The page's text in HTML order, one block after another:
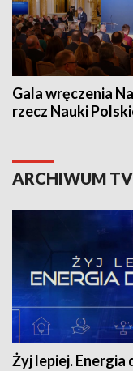
Gala wręczenia
rzecz Nauki
ARCHIWUM
Żyj lepiej. Energia